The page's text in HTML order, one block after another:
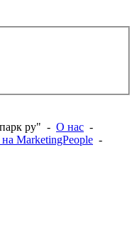
ру" - О нас -
MarketingPeople -